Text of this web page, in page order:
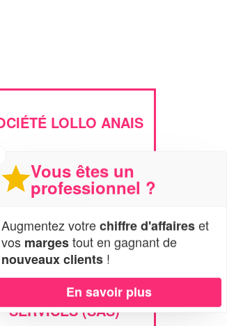
LOLLO ANAIS
6 Allee Pierre Benard
60180 Nogent-sur-Oise
SOCIÉTÉ ALVIC
SERVICES (SAS)
Vous êtes un
professionnel ?
Augmentez votrechiffre d'affaireset
vos margestout en gagnant de
nouveaux clients !
En savoir plus